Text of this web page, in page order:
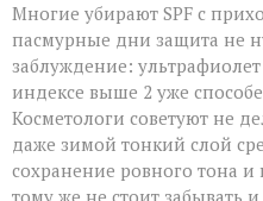
Многие убирают SPF с
пасмурные дни защита не
заблуждение:
индексе выше 2 уже
Косметологи советуют не
даже зимой тонкий слой
сохранение ровного тона